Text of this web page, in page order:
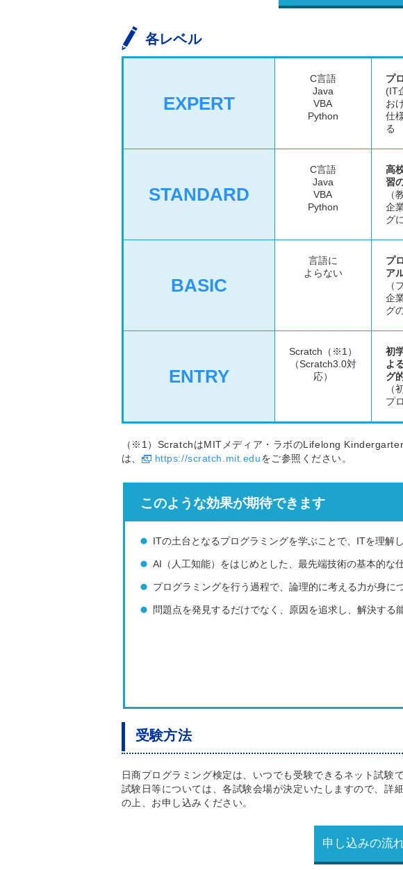
各レベル
EXPERT
C言語
Java
VBA
Python
プ
(IT
お
仕
る
STANDARD
C言語
Java
VBA
Python
高
習
（
企
グ
BASIC
言語に
よらない
プ
ア
（
企
グ
ENTRY
Scratch（※1）
（Scratch3.0対
応）
初
よ
グ
（
プ
（※1）ScratchはMITメディア・ラボのLifelong
は、
https://scratch.mit.eduをご参照ください。
このような効果が期待できます
ITの土台となるプログラミングを学ぶことで、ITを理解
AI（人工知能）をはじめとした、最先端技術の基本的な
プログラミングを行う過程で、論理的に考える力が身に
問題点を発見するだけでなく、原因を追求し、解決する
受験方法
日商プログラミング検定は、いつでも受験できるネット試験で
試験日等については、各試験会場が決定いたしますので、詳
の上、お申し込みください。
申し込みの流